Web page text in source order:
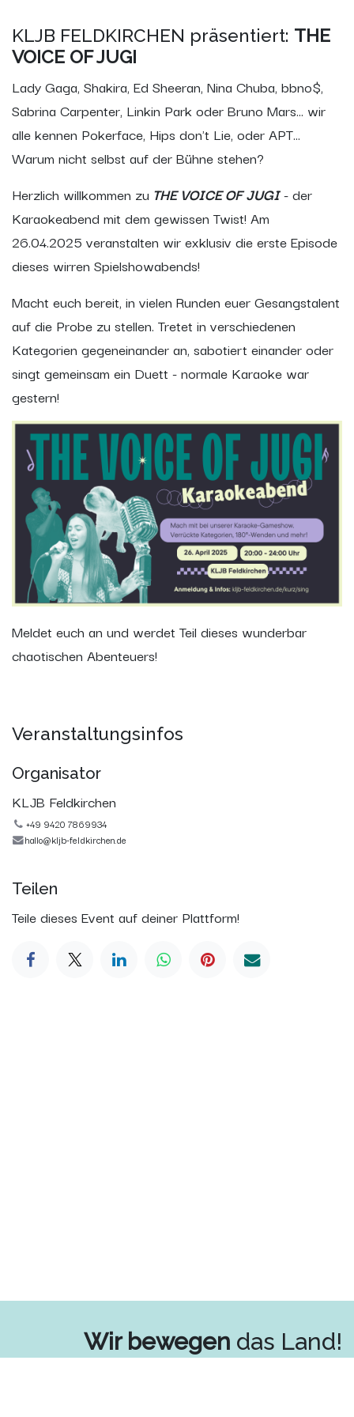
KLJB FELDKIRCHEN präsentiert: THE
VOICE OF JUGI
Lady Gaga, Shakira, Ed Sheeran, Nina Chuba, bbno$,
Sabrina Carpenter, Linkin Park oder Bruno Mars... wir
alle kennen Pokerface, Hips don't Lie, oder APT...
Warum nicht selbst auf der Bühne stehen?
Herzlich willkommen zu THE VOICE OF JUGI- der
Karaokeabend mit dem gewissen Twist! Am
26.04.2025 veranstalten wir exklusiv die erste Episode
dieses wirren Spielshowabends!
Macht euch bereit, in vielen Runden euer Gesangstalent
auf die Probe zu stellen. Tretet in verschiedenen
Kategorien gegeneinander an, sabotiert einander oder
singt gemeinsam ein Duett - normale Karaoke war
gestern!
Meldet euch an und werdet Teil dieses wunderbar
chaotischen Abenteuers!
Veranstaltungsinfos
Organisator
KLJB Feldkirchen
+49 9420 7869934
hallo@kljb-feldkirchen.de
Teilen
Teile dieses Event auf deiner Plattform!
Wir bewegen das Land!